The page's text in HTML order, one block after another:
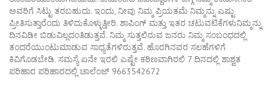
ಅವರಿಗೆ ಸಿಟ್ಟು ತರಬಹುದು. ಇಂದು, ನೀವು ನಿಮ್ಮ ಪ್ರಿಯತಮೆ ನಿಮ್ಮನ್ನು ಎಷ್ಟು
ಪ್ರೀತಿಸುತ್ತಾರೆಂದು ತಿಳಿದುಕೊಳ್ಳುತ್ತೀರಿ. ಶಾಪಿಂಗ್ ಮತ್ತು ಇತರ ಚಟುವಟಿಕೆಗಳುನಿಮ್ಮನ್ನು
ದಿನವಿಡೀ ಬಿಡುವಿಲ್ಲದಂತಿಡುತ್ತವೆ. ನಿಮ್ಮ ಸುತ್ತಲಿರುವ ಜನರು ನಿಮ್ಮ ಸಂಬಂಧದಲ್ಲಿ
ತಂದರೆಯುಂಟುಮಾಡುವ ಸಾಧ್ಯತೆಗಳಿರುತ್ತವೆ. ಹೊರಗಿನವರ ಸಲಹೆಗಳಿಗೆ
ಕಿವಿಗೊಡಬೇಡಿ. ಸಮಸ್ಯೆ ಏನೇ ಇರಲಿ ಎಷ್ಟೇ ಕಠಿಣವಾಗಿರಲಿ 7 ದಿನದಲ್ಲಿ ಶಾಶ್ವತ
ಪರಿಹಾರ ಪರಿಹಾರದಲ್ಲಿ ಚಾಲೆಂಜ್ 9663542672